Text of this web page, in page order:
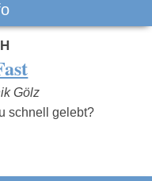
Gölz
schnell gelebt?